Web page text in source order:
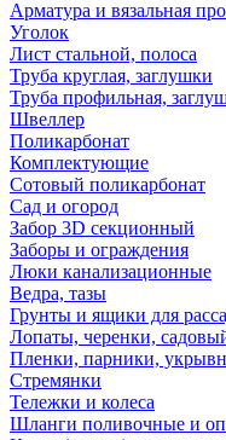
Арматура и вязальная
Уголок
Лист стальной, полоса
Труба круглая, заглушки
Труба профильная,
Швеллер
Поликарбонат
Комплектующие
Сотовый поликарбонат
Сад и огород
Забор 3D секционный
Заборы и ограждения
Люки канализационные
Ведра, тазы
Грунты и ящики для
Лопаты, черенки,
Пленки, парники,
Стремянки
Тележки и колеса
Шланги поливочные и